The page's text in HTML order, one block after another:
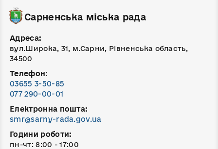
Сарненська міська рада
Адреса:
вул.Широка, 31, м.Сарни, Рівненська область,
34500
Телефон:
03655 3-50-85
077 290-00-01
Електронна пошта:
smr@sarny-rada.gov.ua
Години роботи:
пн-чт: 8:00 - 17:00